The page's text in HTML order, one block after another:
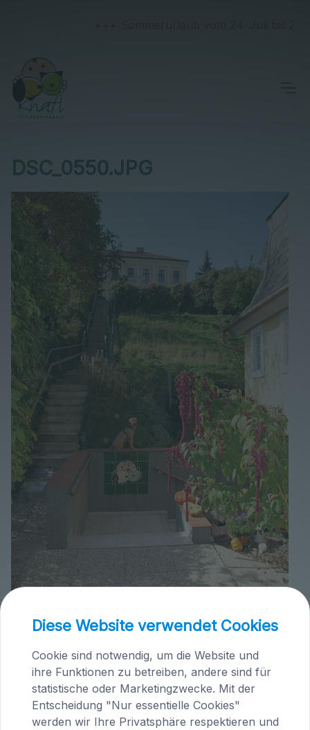
DSC_0550.JPG
DSC_0550.JPG
image/jpeg 1296x1936
643.0 KB
Herunterladen
Bild in voller Größe anzeigen…
Diese Website verwendet Cookies
Cookie sind notwendig, um die Website und
ihre Funktionen zu betreiben, andere sind für
statistische oder Marketingzwecke. Mit der
Entscheidung "Nur essentielle Cookies"
werden wir Ihre Privatsphäre respektieren und